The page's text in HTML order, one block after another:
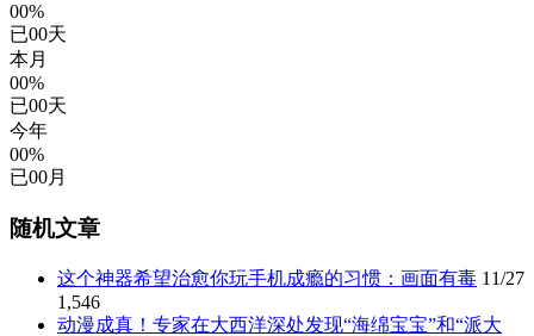
00%
已00天
本月
00%
已00天
今年
00%
已00月
随机文章
这个神器希望治愈你玩手机成瘾的习惯：画面有毒 11/27
1,546
动漫成真！专家在大西洋深处发现“海绵宝宝”和“派大